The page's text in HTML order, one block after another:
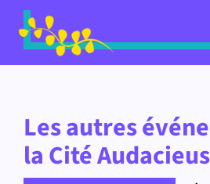
Les autres
la Cité